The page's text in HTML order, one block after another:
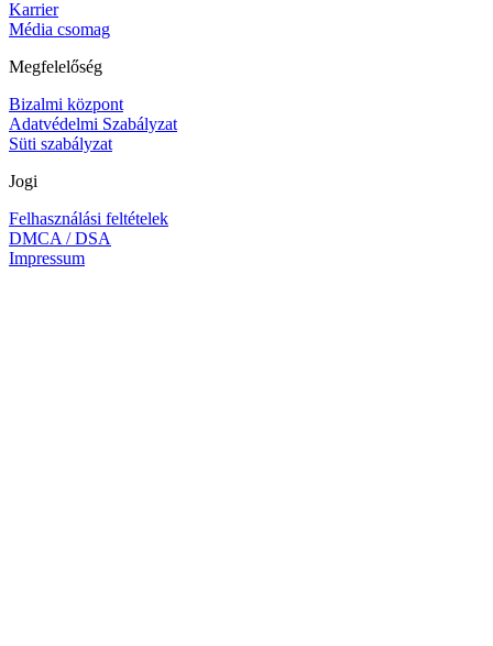
Karrier
Média csomag
Megfelelőség
Bizalmi központ
Adatvédelmi Szabályzat
Süti szabályzat
Jogi
Felhasználási feltételek
DMCA / DSA
Impressum